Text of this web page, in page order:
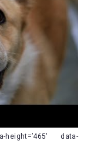
data-